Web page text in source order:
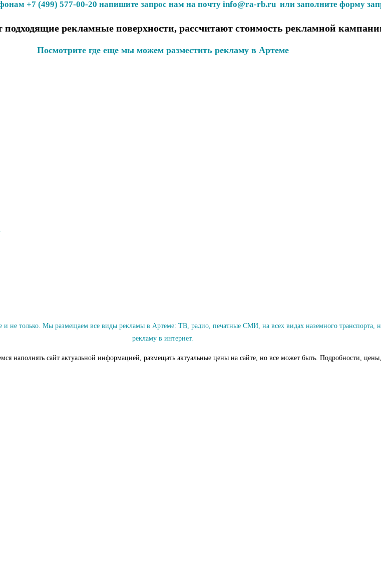
+7 (499) 577-00-20 напишите запрос нам на почту info@ra-rb.ru или заполните форму
рекламные поверхности, рассчитают стоимость рекламной
Посмотрите где еще мы можем разместить рекламу в Артеме
только. Мы размещаем все виды рекламы в Артеме: ТВ, радио, печатные СМИ, на всех видах наземного
рекламу в интернет.
наполнять сайт актуальной информацией, размещать актуальные цены на сайте, но все может быть. Подробности,